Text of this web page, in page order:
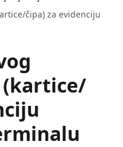
čipa) za evidenciju